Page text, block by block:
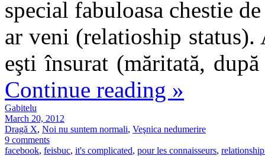
special fabuloasa chestie
ar veni (relatioship status).
eşti însurat (măritată,
Continue reading »
Gabitelu
March 20, 2012
Dragă X, Noi nu suntem normali, Veşnica nedumerire
9 comments
facebook, feisbuc, it's complicated, pour les connaisseurs,